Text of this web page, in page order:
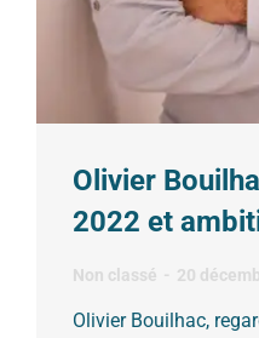
Olivier
2022 et
Non classé 20
Olivier Bouilhac,